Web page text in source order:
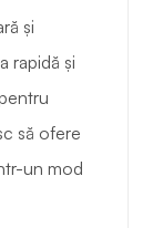
și
rapidă și
să ofere
un mod